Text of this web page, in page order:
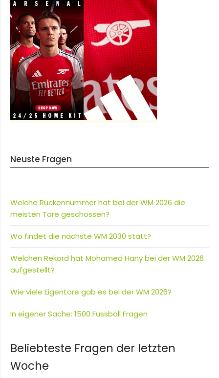
Neuste Fragen
Welche Rückennummer hat bei der WM 2026 die
meisten Tore geschossen?
Wo findet die nächste WM 2030 statt?
Welchen Rekord hat Mohamed Hany bei der WM 2026
aufgestellt?
Wie viele Eigentore gab es bei der WM 2026?
In eigener Sache: 1500 Fussball Fragen
Beliebteste Fragen der letzten
Woche